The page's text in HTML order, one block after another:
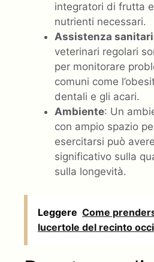
integratori di frutta
nutrienti necessari.
Assistenza
veterinari regolari
per monitorare
comuni come
dentali e gli acari.
Ambiente: Un
con ampio spazio
esercitarsi può
significativo sulla
sulla longevità.
Leggere Come
lucertole del recinto